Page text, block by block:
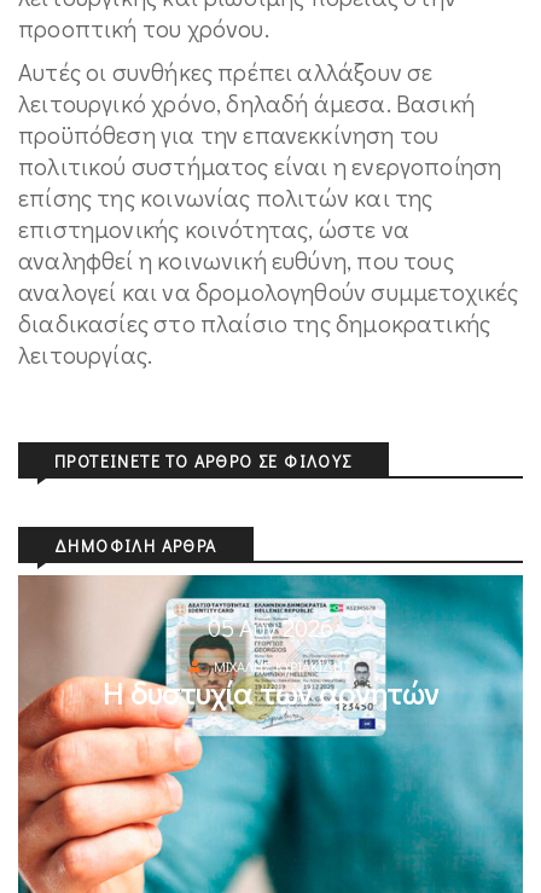
προοπτική του χρόνου.
Αυτές οι συνθήκες πρέπει αλλάξουν σε
λειτουργικό χρόνο, δηλαδή άμεσα. Βασική
προϋπόθεση για την επανεκκίνηση του
πολιτικού συστήματος είναι η ενεργοποίηση
επίσης της κοινωνίας πολιτών και της
επιστημονικής κοινότητας, ώστε να
αναληφθεί η κοινωνική ευθύνη, που τους
αναλογεί και να δρομολογηθούν συμμετοχικές
διαδικασίες στο πλαίσιο της δημοκρατικής
λειτουργίας.
ΠΡΟΤΕΊΝΕΤΕ ΤΟ ΆΡΘΡΟ ΣΕ ΦΊΛΟΥΣ
ΔΗΜΟΦΙΛΉ ΆΡΘΡΑ
05 Αυγ 2026
ΜΙΧΆΛΗΣ ΚΥΡΙΑΚΊΔΗΣ
Η δυστυχία των αρνητών